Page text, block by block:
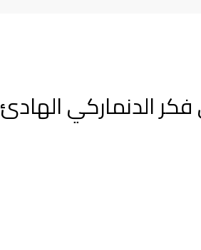
فكر الدنماركي الهادئ